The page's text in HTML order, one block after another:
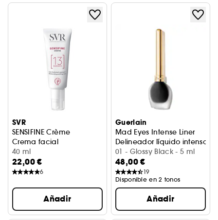
SVR
SENSIFINE Crème
Crema facial
40 ml
22,00 €
6
Añadir
Guerlain
Mad Eyes Intense Liner
Delineador líquido intenso
01 - Glossy Black - 5 ml
48,00 €
19
Disponible en 2 tonos
Añadir